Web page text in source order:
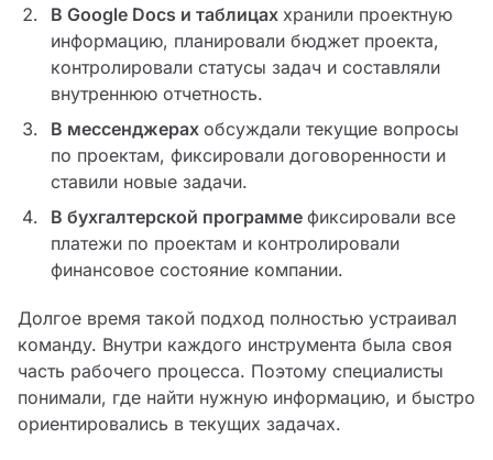
В Google Docs и таблицах хранили проектную
информацию, планировали бюджет проекта,
контролировали статусы задач и составляли
внутреннюю отчетность.
В мессенджерах обсуждали текущие вопросы
по проектам, фиксировали договоренности и
ставили новые задачи.
В бухгалтерской программе фиксировали все
платежи по проектам и контролировали
финансовое состояние компании.
Долгое время такой подход полностью устраивал
команду. Внутри каждого инструмента была своя
часть рабочего процесса. Поэтому специалисты
понимали, где найти нужную информацию, и быстро
ориентировались в текущих задачах.